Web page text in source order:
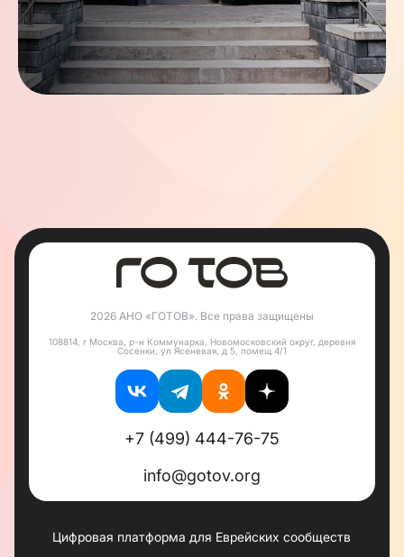
2026 АНО «ГОТОВ». Все права защищены
108814, г Москва, р-н Коммунарка, Новомосковский округ, деревня
Сосенки, ул Ясеневая, д 5, помещ 4/1
+7 (499) 444-76-75
info@gotov.org
Цифровая платформа для Еврейских сообществ